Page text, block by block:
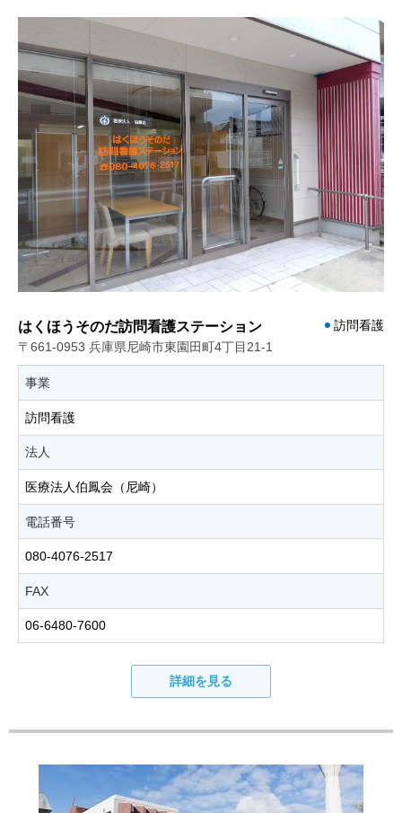
はくほうそのだ訪問看護ステーション
訪問看護
〒661-0953 兵庫県尼崎市東園田町4丁目21-1
事業
訪問看護
法人
医療法人伯鳳会（尼崎）
電話番号
080-4076-2517
FAX
06-6480-7600
詳細を見る